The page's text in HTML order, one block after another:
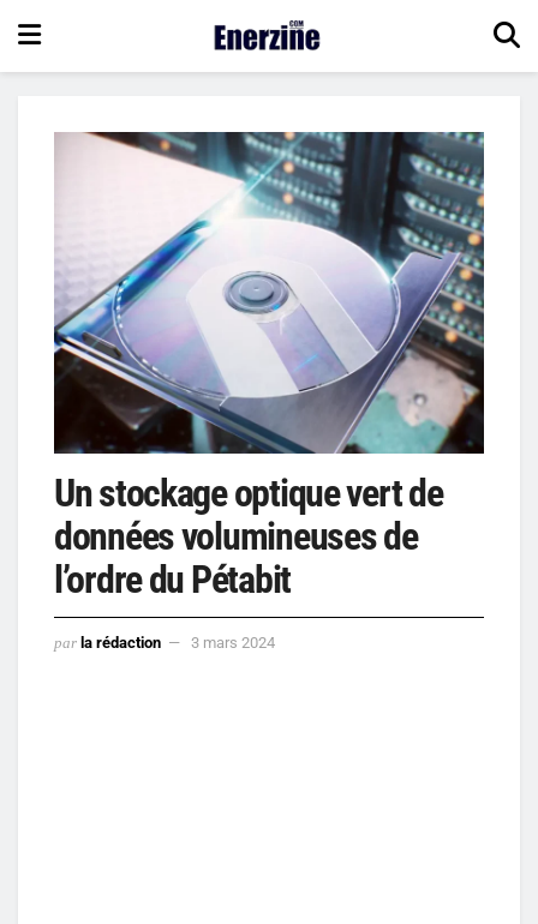
Un stockage optique vert de
données volumineuses de
l’ordre du Pétabit
par la rédaction 3 mars 2024